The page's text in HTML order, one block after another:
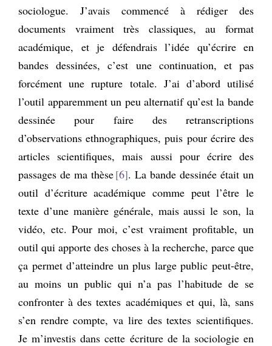
sociologue. J’avais commencé à rédiger des
documents vraiment très classiques, au format
académique, et je défendrais l’idée qu’écrire en
bandes dessinées, c’est une continuation, et pas
forcément une rupture totale. J’ai d’abord utilisé
l’outil apparemment un peu alternatif qu’est la bande
dessinée pour faire des retranscriptions
d’observations ethnographiques, puis pour écrire des
articles scientifiques, mais aussi pour écrire des
passages de ma thèse 6 . La bande dessinée était un
outil d’écriture académique comme peut l’être le
texte d’une manière générale, mais aussi le son, la
vidéo, etc. Pour moi, c’est vraiment profitable, un
outil qui apporte des choses à la recherche, parce que
ça permet d’atteindre un plus large public peut-être,
au moins un public qui n’a pas l’habitude de se
confronter à des textes académiques et qui, là, sans
s’en rendre compte, va lire des textes scientifiques.
Je m’investis dans cette écriture de la sociologie en